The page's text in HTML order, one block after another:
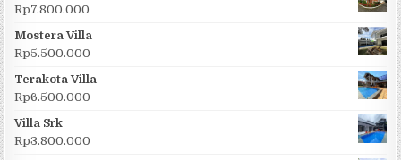
Rp7.800.000
Mostera Villa
Rp5.500.000
Terakota Villa
Rp6.500.000
Villa Srk
Rp3.800.000